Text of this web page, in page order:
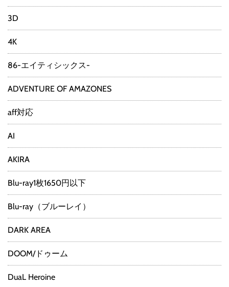
3D
4K
86-エイティシックス-
ADVENTURE OF AMAZONES
aff対応
AI
AKIRA
Blu-ray1枚1650円以下
Blu-ray（ブルーレイ）
DARK AREA
DOOM/ドゥーム
DuaL Heroine